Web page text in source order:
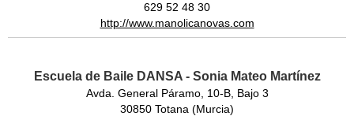
629 52 48 30
http://www.manolicanovas.com
Escuela de Baile DANSA - Sonia Mateo Martínez
Avda. General Páramo, 10-B, Bajo 3
30850 Totana (Murcia)